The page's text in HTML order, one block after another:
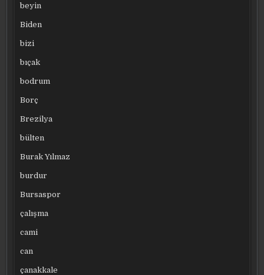
beyin
Biden
bizi
bıçak
bodrum
Borç
Brezilya
bülten
Burak Yılmaz
burdur
Bursaspor
çalışma
cami
can
çanakkale